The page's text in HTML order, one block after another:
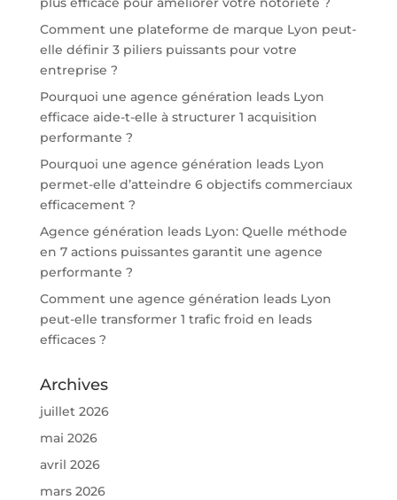
Comment une plateforme de marque Lyon peut-
elle définir 3 piliers puissants pour votre
entreprise ?
Pourquoi une agence génération leads Lyon
efficace aide-t-elle à structurer 1 acquisition
performante ?
Pourquoi une agence génération leads Lyon
permet-elle d’atteindre 6 objectifs commerciaux
efficacement ?
Agence génération leads Lyon: Quelle méthode
en 7 actions puissantes garantit une agence
performante ?
Comment une agence génération leads Lyon
peut-elle transformer 1 trafic froid en leads
efficaces ?
Archives
juillet 2026
mai 2026
avril 2026
mars 2026